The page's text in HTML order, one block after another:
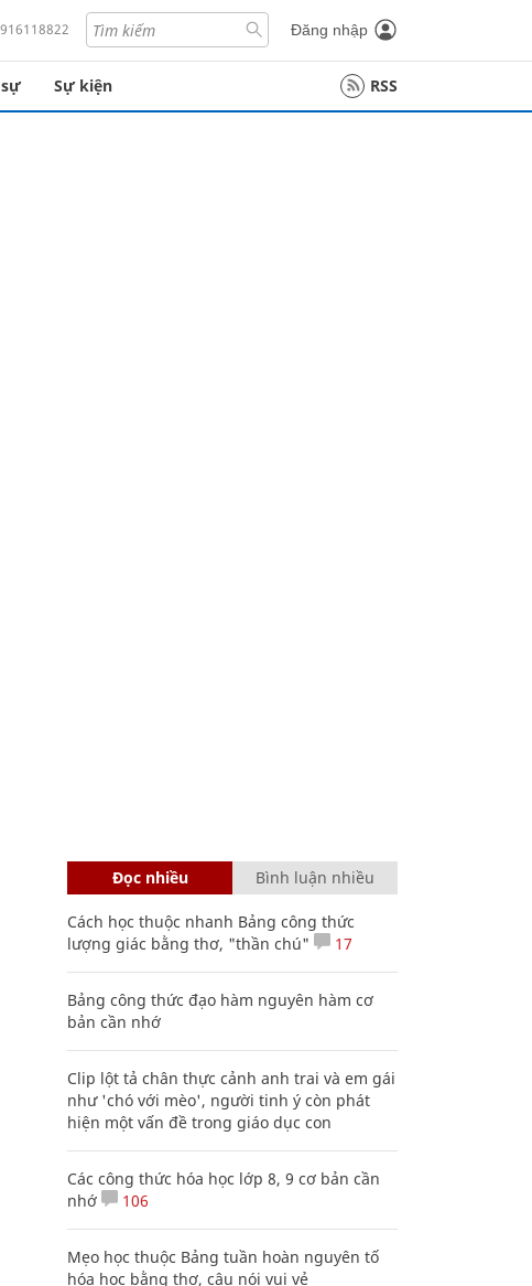
Đăng nhập
Sự kiện RSS
Đọc nhiều Bình luận nhiều
Cách học thuộc nhanh Bảng công thức
lượng giác bằng thơ, "thần chú"
17
Bảng công thức đạo hàm nguyên hàm cơ
bản cần nhớ
Clip lột tả chân thực cảnh anh trai và em gái
như 'chó với mèo', người tinh ý còn phát
hiện một vấn đề trong giáo dục con
Các công thức hóa học lớp 8, 9 cơ bản cần
nhớ
106
Mẹo học thuộc Bảng tuần hoàn nguyên tố
hóa học bằng thơ, câu nói vui vẻ